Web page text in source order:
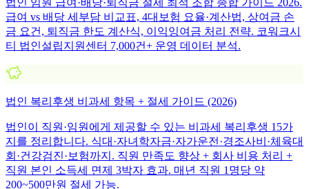
법인 임원 급여·배당·퇴직금 절세 최적 조합 종합 가이드 2026.
급여 vs 배당 세부담 비교표, 4대보험 요율·계산법, 상여금 손
금 요건, 퇴직금 한도 계산식, 이익잉여금 처리 전략. 코워크시
티 법인설립지원센터 7,000건+ 운영 데이터 분석.
법인 복리후생 비과세 항목 + 절세 가이드 (2026)
법인이 직원·임원에게 제공할 수 있는 비과세 복리후생 15가
지를 정리합니다. 식대·자녀학자금·자가운전·경조사비·체육대
회·건강검진·보험까지. 직원 만족도 향상 + 회사 비용 처리 +
직원 본인 소득세 면제 3박자 효과. 매년 직원 1명당 약
200~500만원 절세 가능.